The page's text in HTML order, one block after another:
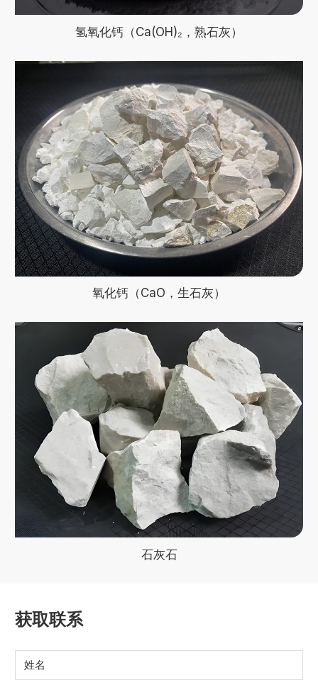
氢氧化钙（Ca(OH)₂，熟石灰）
氧化钙（CaO，生石灰）
石灰石
获取联系
姓名